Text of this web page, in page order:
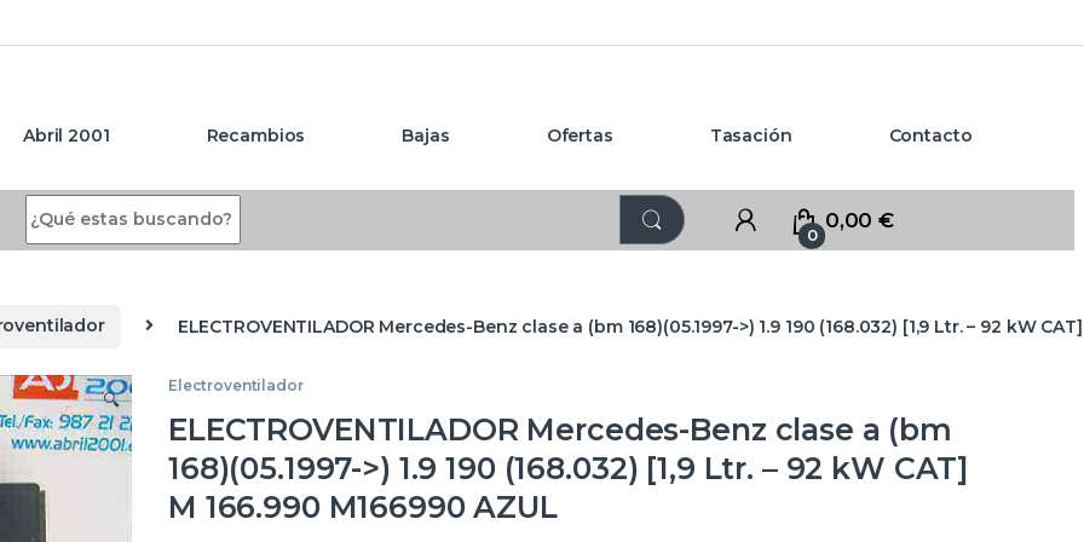
Abril 2001 Recambios Bajas Ofertas Tasación Contacto
0
0,00€
ELECTROVENTILADOR Mercedes-Benz clase a (bm 168)(05.1997->) 1.9 190 (168.032) [1,9 Ltr. – 92 kW
🔍
Electroventilador
ELECTROVENTILADOR Mercedes-Benz clase a (bm
168)(05.1997->) 1.9 190 (168.032) [1,9 Ltr. – 92 kW CAT]
M 166.990 M166990 AZUL